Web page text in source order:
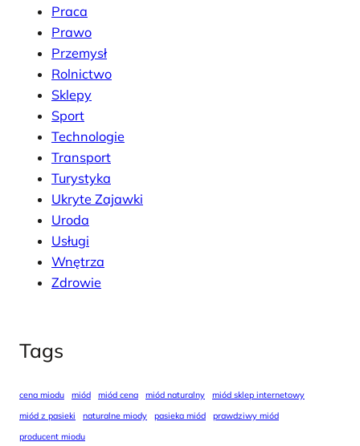
Praca
Prawo
Przemysł
Rolnictwo
Sklepy
Sport
Technologie
Transport
Turystyka
Ukryte Zajawki
Uroda
Usługi
Wnętrza
Zdrowie
Tags
cena miodu miód miód cena miód naturalny
miód sklep internetowy
miód z pasieki
naturalne miody pasieka miód
prawdziwy miód
producent miodu